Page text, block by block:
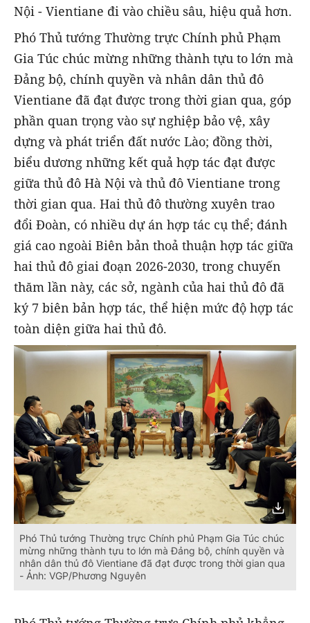
Nội - Vientiane đi vào chiều sâu, hiệu quả hơn.
Phó Thủ tướng Thường trực Chính phủ Phạm
Gia Túc chúc mừng những thành tựu to lớn mà
Đảng bộ, chính quyền và nhân dân thủ đô
Vientiane đã đạt được trong thời gian qua, góp
phần quan trọng vào sự nghiệp bảo vệ, xây
dựng và phát triển đất nước Lào; đồng thời,
biểu dương những kết quả hợp tác đạt được
giữa thủ đô Hà Nội và thủ đô Vientiane trong
thời gian qua. Hai thủ đô thường xuyên trao
đổi Đoàn, có nhiều dự án hợp tác cụ thể; đánh
giá cao ngoài Biên bản thoả thuận hợp tác giữa
hai thủ đô giai đoạn 2026-2030, trong chuyến
thăm lần này, các sở, ngành của hai thủ đô đã
ký 7 biên bản hợp tác, thể hiện mức độ hợp tác
toàn diện giữa hai thủ đô.
Phó Thủ tướng Thường trực Chính phủ Phạm Gia Túc chúc
mừng những thành tựu to lớn mà Đảng bộ, chính quyền và
nhân dân thủ đô Vientiane đã đạt được trong thời gian qua
- Ảnh: VGP/Phương Nguyên